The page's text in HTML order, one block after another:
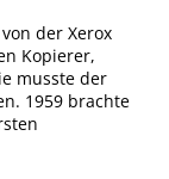
der Xerox
Kopierer,
musste der
1959 brachte